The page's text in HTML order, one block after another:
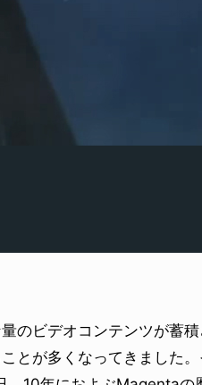
のビデオコンテンツが蓄
とが多くなってきました